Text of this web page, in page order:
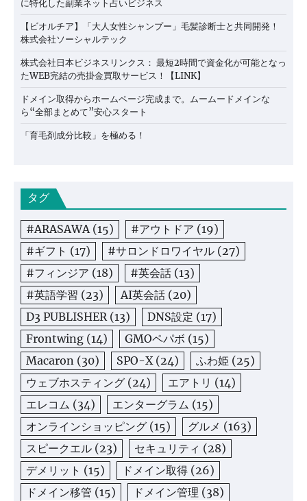
に特化した副業ネット占いビジネス
【ビオルチア】「大人女性シャンプー」毛髪診断士と共同開発！
株式会社ソーシャルテック
株式会社日本ビジネスリンクス： 最短2時間で資金化が可能となっ
たWEB完結の売掛金買取サービス！【LINK】
ドメイン取得からホームページ完成まで。ムームードメインな
ら“全部まとめて”安心スタート
「育毛剤成分比較」を極める！
タグ
#ARASAWA(15) #アウトドア (19)
#ギフト (17) #サロンドロワイヤル (27)
#フィンジア (18) #英会話 (13)
#英語学習 (23) AI英会話 (20)
D3 PUBLISHER(13) DNS設定 (17)
Frontwing (14) GMOペパボ (15)
Macaron (30) SPO-X(24) ふわ姫 (25)
ウェブホスティング (24) エアトリ (14)
エレコム (34) エンターグラム (15)
オンラインショッピング (15) グルメ (163)
スピークエル (23) セキュリティ (28)
デメリット (15) ドメイン取得 (26)
ドメイン移管 (15) ドメイン管理 (38)